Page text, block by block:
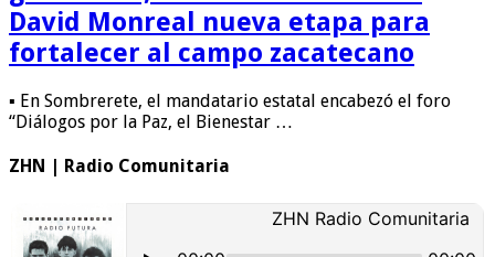
David Monreal nueva etapa para
fortalecer al campo zacatecano
▪ En Sombrerete, el mandatario estatal encabezó el foro
“Diálogos por la Paz, el Bienestar …
ZHN | Radio Comunitaria